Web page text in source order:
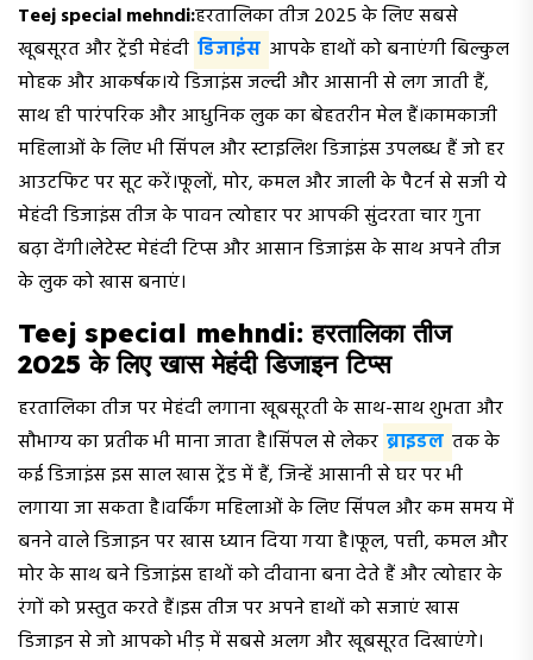
Teej special mehndi:हरतालिका तीज 2025 के लिए सबसे
खूबसूरत और ट्रेंडी मेहंदी डिजाइंस आपके हाथों को बनाएंगी बिल्कुल
मोहक और आकर्षक।ये डिजाइंस जल्दी और आसानी से लग जाती हैं,
साथ ही पारंपरिक और आधुनिक लुक का बेहतरीन मेल हैं।कामकाजी
महिलाओं के लिए भी सिंपल और स्टाइलिश डिजाइंस उपलब्ध हैं जो हर
आउटफिट पर सूट करें।फूलों, मोर, कमल और जाली के पैटर्न से सजी ये
मेहंदी डिजाइंस तीज के पावन त्योहार पर आपकी सुंदरता चार गुना
बढ़ा देंगी।लेटेस्ट मेहंदी टिप्स और आसान डिजाइंस के साथ अपने तीज
के लुक को खास बनाएं।
Teej special mehndi: हरतालिका तीज
2025 के लिए खास मेहंदी डिजाइन टिप्स
हरतालिका तीज पर मेहंदी लगाना खूबसूरती के साथ-साथ शुभता और
सौभाग्य का प्रतीक भी माना जाता है।सिंपल से लेकर ब्राइडल तक के
कई डिजाइंस इस साल खास ट्रेंड में हैं, जिन्हें आसानी से घर पर भी
लगाया जा सकता है।वर्किंग महिलाओं के लिए सिंपल और कम समय में
बनने वाले डिजाइन पर खास ध्यान दिया गया है।फूल, पत्ती, कमल और
मोर के साथ बने डिजाइंस हाथों को दीवाना बना देते हैं और त्योहार के
रंगों को प्रस्तुत करते हैं।इस तीज पर अपने हाथों को सजाएं खास
डिजाइन से जो आपको भीड़ में सबसे अलग और खूबसूरत दिखाएंगे।